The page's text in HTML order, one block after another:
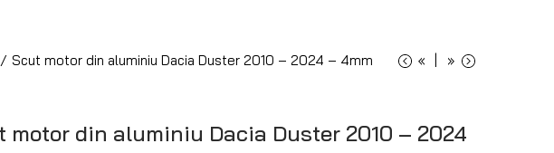
/ Scut motor din aluminiu Dacia Duster 2010 – 2024 – 4mm « »
motor din aluminiu Dacia Duster 2010 – 2024